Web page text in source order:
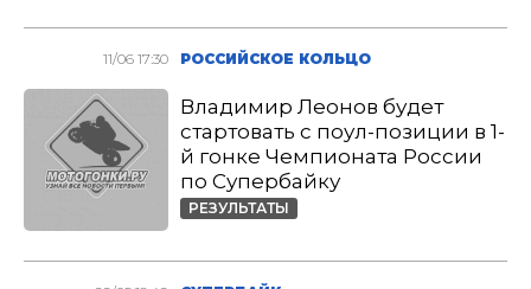
11/06 17:30 РОССИЙСКОЕ КОЛЬЦО
Владимир Леонов будет
стартовать с поул-позиции в 1-
й гонке Чемпионата России
по Супербайку
РЕЗУЛЬТАТЫ